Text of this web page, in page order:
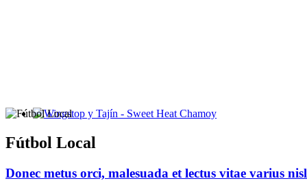
Fútbol Local
Donec metus orci, malesuada et lectus vitae varius nisl